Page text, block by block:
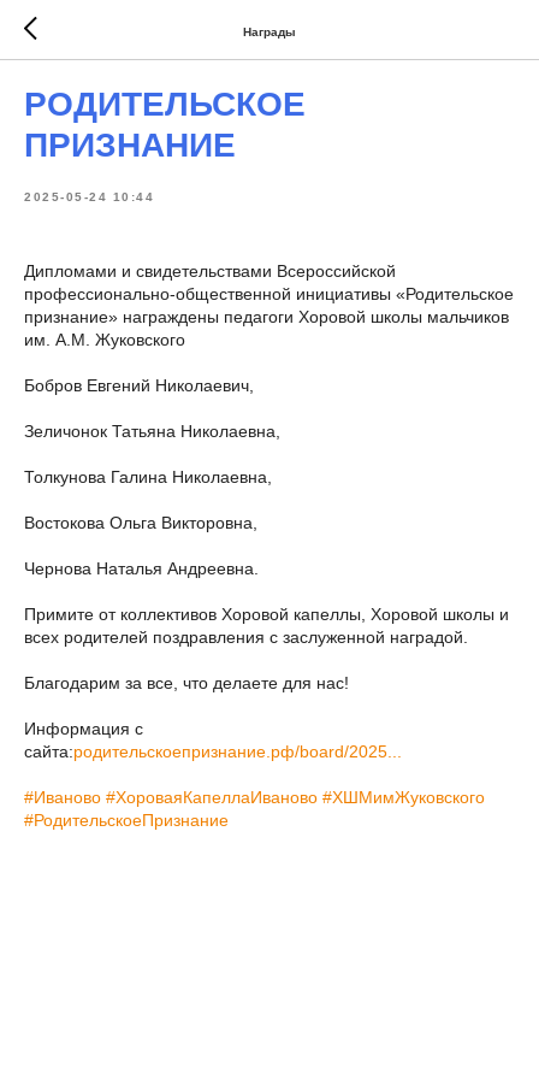
Награды
РОДИТЕЛЬСКОЕ
ПРИЗНАНИЕ
2025-05-24 10:44
Дипломами и свидетельствами Всероссийской
профессионально-общественной инициативы «Родительское
признание» награждены педагоги Хоровой школы мальчиков
им. А.М. Жуковского
Бобров Евгений Николаевич,
Зеличонок Татьяна Николаевна,
Толкунова Галина Николаевна,
Востокова Ольга Викторовна,
Чернова Наталья Андреевна.
Примите от коллективов Хоровой капеллы, Хоровой школы и
всех родителей поздравления с заслуженной наградой.
Благодарим за все, что делаете для нас!
Информация с
сайта:родительскоепризнание.рф/board/2025...
#Иваново #ХороваяКапеллаИваново #ХШМимЖуковского
#РодительскоеПризнание